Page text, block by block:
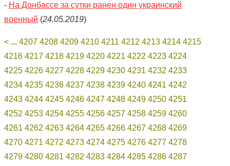
- На Донбассе за сутки ранен один украинский
военный (24.05.2019)
< ... 4207 4208 4209 4210 4211 4212 4213 4214 4215
4216 4217 4218 4219 4220 4221 4222 4223 4224
4225 4226 4227 4228 4229 4230 4231 4232 4233
4234 4235 4236 4237 4238 4239 4240 4241 4242
4243 4244 4245 4246 4247 4248 4249 4250 4251
4252 4253 4254 4255 4256 4257 4258 4259 4260
4261 4262 4263 4264 4265 4266 4267 4268 4269
4270 4271 4272 4273 4274 4275 4276 4277 4278
4279 4280 4281 4282 4283 4284 4285 4286 4287